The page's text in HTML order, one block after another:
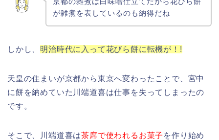
が雑煮を表しているのも納得だね
しかし、 明治時代に入って花びら餅に転機が！!
天皇の住まいが京都から東京へ変わったことで、宮中
に餅を納めていた川端道喜は仕事を失ってしまったの
です。
そこで、川端道喜は茶席で使われるお菓子 を作り始め